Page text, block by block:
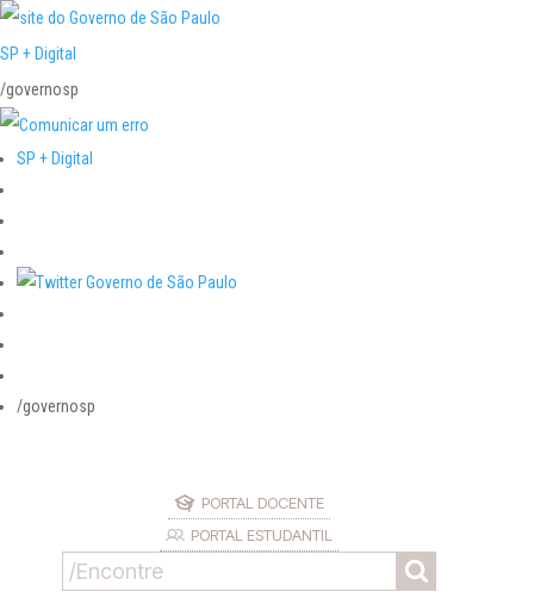
SP + Digital
/governosp
SP + Digital
/governosp
PORTAL DOCENTE
PORTAL ESTUDANTIL